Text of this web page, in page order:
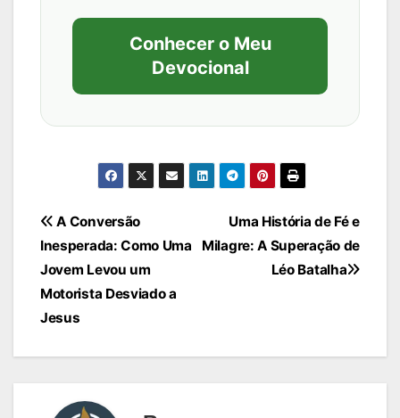
Conhecer o Meu
Devocional
Navegação
de
Post
Uma História de Fé e
Milagre: A Superação de
Léo Batalha
A Conversão
Inesperada: Como Uma
Jovem Levou um
Motorista Desviado a
Jesus